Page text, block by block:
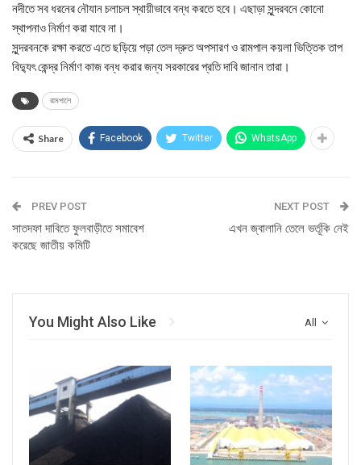
নদীতে সব ধরনের নৌযান চলাচল স্থায়ীভাবে বন্ধ করতে হবে। এছাড়া সুন্দরবনে কোনো
স্থাপনাও নির্মাণ করা যাবে না।
সুন্দরবনকে রক্ষা করতে এতে ছড়িয়ে পড়া তেল দ্রুত অপসারণ ও রামপাল কয়লা ভিত্তিক তাপ
বিদ্যুৎ কেন্দ্র নির্মাণ কাজ বন্ধ করার জন্য সরকারের প্রতি দাবি জানান তারা।
রামপালে
Share Facebook Twitter WhatsApp
PREV POST
সাতদফা দাবিতে ফুলবাড়ীতে সমাবেশ
করেছে জাতীয় কমিটি
NEXT POST
এখন জ্বালানি তেলে ভর্তূকি নেই
All
You Might Also Like